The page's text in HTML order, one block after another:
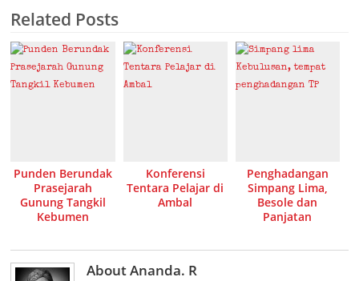
Related Posts
Punden Berundak
Prasejarah
Gunung Tangkil
Kebumen
Konferensi
Tentara Pelajar di
Ambal
Penghadangan
Simpang Lima,
Besole dan
Panjatan
About Ananda. R